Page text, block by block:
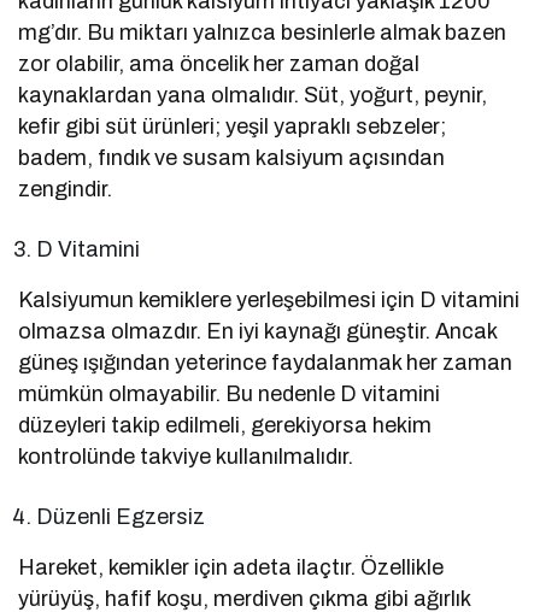
mg’dır. Bu miktarı yalnızca besinlerle almak bazen
zor olabilir, ama öncelik her zaman doğal
kaynaklardan yana olmalıdır. Süt, yoğurt, peynir,
kefir gibi süt ürünleri; yeşil yapraklı sebzeler;
badem, fındık ve susam kalsiyum açısından
zengindir.
D Vitamini
Kalsiyumun kemiklere yerleşebilmesi için D vitamini
olmazsa olmazdır. En iyi kaynağı güneştir. Ancak
güneş ışığından yeterince faydalanmak her zaman
mümkün olmayabilir. Bu nedenle D vitamini
düzeyleri takip edilmeli, gerekiyorsa hekim
kontrolünde takviye kullanılmalıdır.
Düzenli Egzersiz
Hareket, kemikler için adeta ilaçtır. Özellikle
yürüyüş, hafif koşu, merdiven çıkma gibi ağırlık